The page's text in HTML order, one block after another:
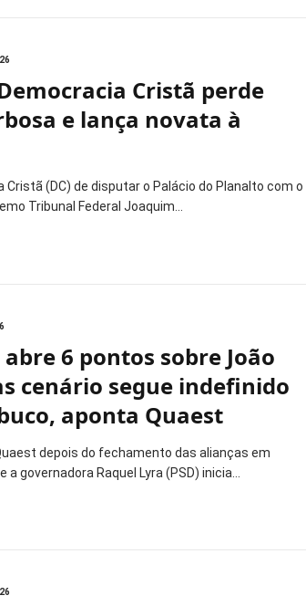
Cristã perde
e lança novata à
Cristã (DC) de disputar o Palácio do Planalto com o
Tribunal Federal Joaquim…
6 pontos sobre João
cenário segue indefinido
aponta Quaest
depois do fechamento das alianças em
governadora Raquel Lyra (PSD) inicia…